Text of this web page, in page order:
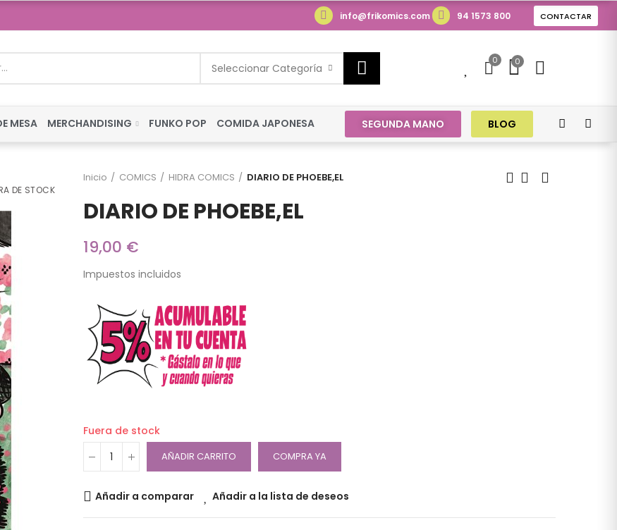
info@frikomics.com 94 1573 800 CONTACTAR
Seleccionar Categoría
0 0
MESA MERCHANDISING FUNKO POP COMIDA JAPONESA SEGUNDA MANO BLOG
DE STOCK
Inicio COMICS HIDRA COMICS DIARIO DE PHOEBE,EL
DIARIO DE PHOEBE,EL
19,00 €
Impuestos incluidos
Fuera de stock
AÑADIR CARRITO COMPRA YA
Añadir a comparar Añadir a la lista de deseos